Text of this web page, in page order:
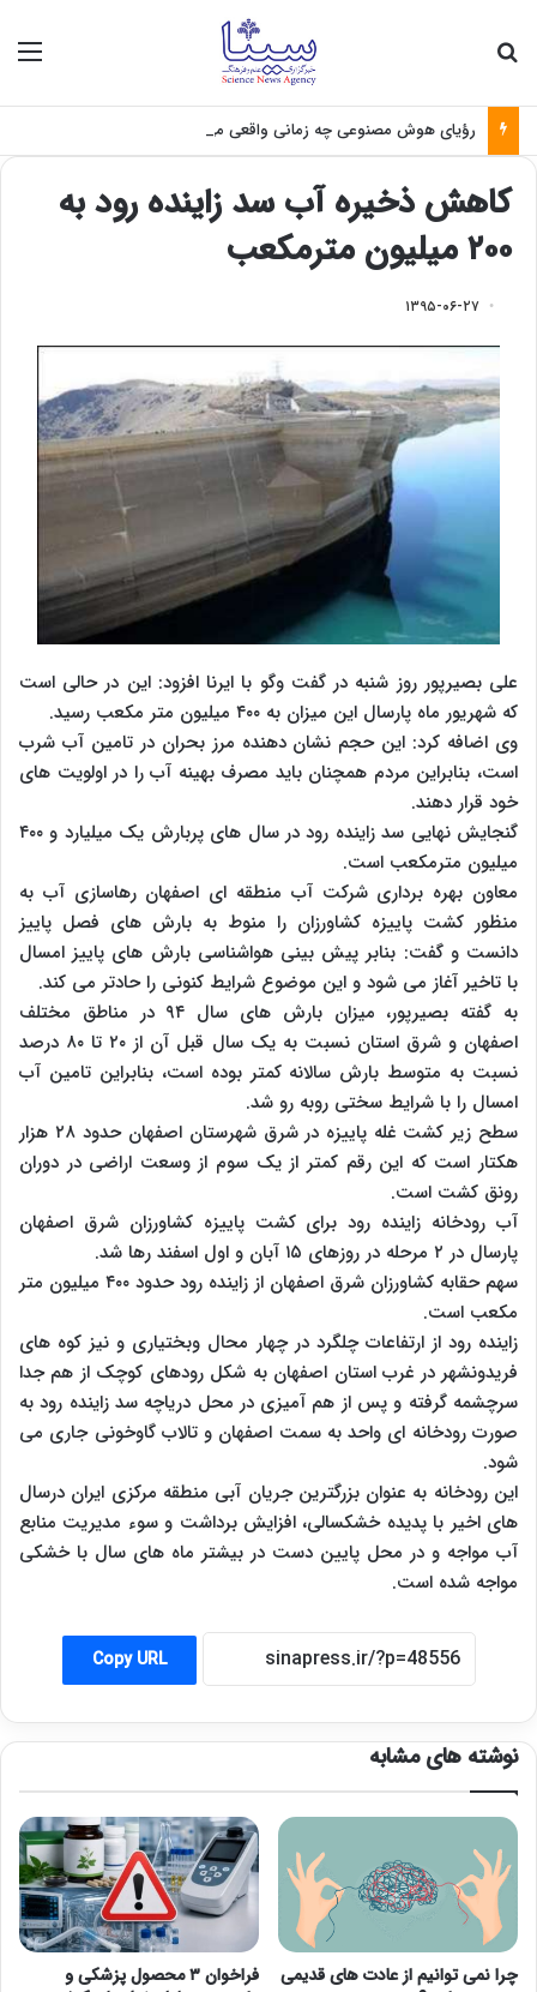
رؤیای هوش مصنوعی چه زمانی واقعی می‌شود؟
کاهش ذخیره آب سد زاینده رود به
۲۰۰ میلیون مترمکعب
۱۳۹۵-۰۶-۲۷
علی بصیرپور روز شنبه در گفت وگو با ایرنا افزود: این در حالی است
که شهریور ماه پارسال این میزان به ۴۰۰ میلیون متر مکعب رسید.
وی اضافه کرد: این حجم نشان دهنده مرز بحران در تامین آب شرب
است، بنابراین مردم همچنان باید مصرف بهینه آب را در اولویت های
خود قرار دهند.
گنجایش نهایی سد زاینده رود در سال های پربارش یک میلیارد و ۴۰۰
میلیون مترمکعب است.
معاون بهره برداری شرکت آب منطقه ای اصفهان رهاسازی آب به
منظور کشت پاییزه کشاورزان را منوط به بارش های فصل پاییز
دانست و گفت: بنابر پیش بینی هواشناسی بارش های پاییز امسال
با تاخیر آغاز می شود و این موضوع شرایط کنونی را حادتر می کند.
به گفته بصیرپور، میزان بارش های سال ۹۴ در مناطق مختلف
اصفهان و شرق استان نسبت به یک سال قبل آن از ۲۰ تا ۸۰ درصد
نسبت به متوسط بارش سالانه کمتر بوده است، بنابراین تامین آب
امسال را با شرایط سختی روبه رو شد.
سطح زیر کشت غله پاییزه در شرق شهرستان اصفهان حدود ۲۸ هزار
هکتار است که این رقم کمتر از یک سوم از وسعت اراضی در دوران
رونق کشت است.
آب رودخانه زاینده رود برای کشت پاییزه کشاورزان شرق اصفهان
پارسال در ۲ مرحله در روزهای ۱۵ آبان و اول اسفند رها شد.
سهم حقابه کشاورزان شرق اصفهان از زاینده رود حدود ۴۰۰ میلیون متر
مکعب است.
زاینده رود از ارتفاعات چلگرد در چهار محال وبختیاری و نیز کوه های
فریدونشهر در غرب استان اصفهان به شکل رودهای کوچک از هم جدا
سرچشمه گرفته و پس از هم آمیزی در محل دریاچه سد زاینده رود به
صورت رودخانه ای واحد به سمت اصفهان و تالاب گاوخونی جاری می
شود.
این رودخانه به عنوان بزرگترین جریان آبی منطقه مرکزی ایران درسال
های اخیر با پدیده خشکسالی، افزایش برداشت و سوء مدیریت منابع
آب مواجه و در محل پایین دست در بیشتر ماه های سال با خشکی
مواجه شده است.
Copy URL
نوشته های مشابه
چرا نمی توانیم از عادت های قدیمی
فراخوان ۳ محصول پزشکی و